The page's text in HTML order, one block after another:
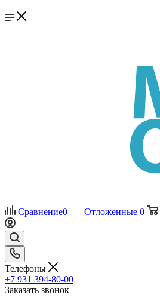
Сравнение0 Отложенные 0
Телефоны
+7 931 394-80-00
Заказать звонок